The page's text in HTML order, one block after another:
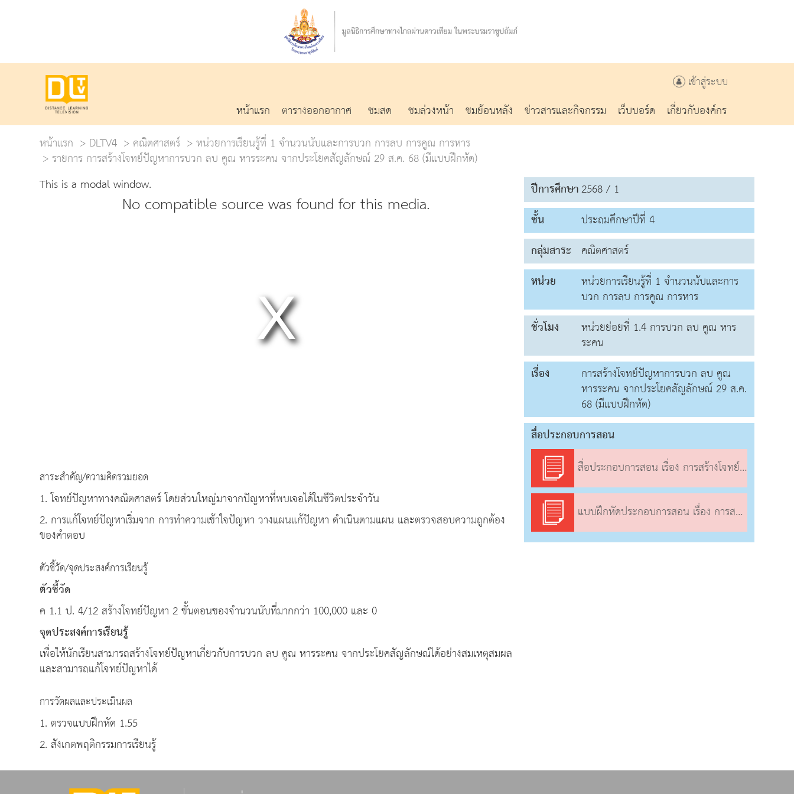
เข้าสู่ระบบ
หน้าแรก ตารางออกอากาศ ชมสด ชมล่วงหน้า ชมย้อนหลัง ข่าวสารและกิจกรรม เว็บบอร์ด
เกี่ยวกับองค์กร
หน้าแรก
DLTV4 คณิตศาสตร์ หน่วยการเรียนรู้ที่ 1 จำนวนนับและการบวก การลบ การคูณ การหาร
รายการ การสร้างโจทย์ปัญหาการบวก ลบ คูณ หารระคน จากประโยคสัญลักษณ์ 29 ส.ค. 68 (มีแบบฝึกหัด)
This is a modal window.
No compatible source was found for this media.
สาระสำคัญ/ความคิดรวมยอด
1. โจทย์ปัญหาทางคณิตศาสตร์ โดยส่วนใหญ่มาจากปัญหาที่พบเจอได้ในชีวิตประจำวัน
2. การแก้โจทย์ปัญหาเริ่มจาก การทำความเข้าใจปัญหา วางแผนแก้ปัญหา ดำเนินตามแผน และตรวจสอบความถูกต้อง
ของคำตอบ
ตัวชี้วัด/จุดประสงค์การเรียนรู้
ตัวชี้วัด
ค 1.1 ป. 4/12 สร้างโจทย์ปัญหา 2 ขั้นตอนของจำนวนนับที่มากกว่า 100,000 และ 0
จุดประสงค์การเรียนรู้
เพื่อให้นักเรียนสามารถสร้างโจทย์ปัญหาเกี่ยวกับการบวก ลบ คูณ หารระคน จากประโยคสัญลักษณ์ได้อย่างสมเหตุสมผล
และสามารถแก้โจทย์ปัญหาได้
การวัดผลและประเมินผล
1. ตรวจแบบฝึกหัด 1.55
2. สังเกตพฤติกรรมการเรียนรู้
ปีการศึกษา2568 / 1
ชั้น
ประถมศึกษาปีที่ 4
กลุ่มสาระ คณิตศาสตร์
หน่วย
หน่วยการเรียนรู้ที่ 1 จำนวนนับและการ
บวก การลบ การคูณ การหาร
ชั่วโมง
หน่วยย่อยที่ 1.4 การบวก ลบ คูณ หาร
ระคน
เรื่อง
การสร้างโจทย์ปัญหาการบวก ลบ คูณ
หารระคน จากประโยคสัญลักษณ์ 29 ส.ค.
68 (มีแบบฝึกหัด)
สื่อประกอบการสอน
สื่อประกอบการสอน เรื่อง การสร้างโจทย์ปัญหาการบวก ลบ คูณ หารระคน จากประโยคสัญลักษณ์
แบบฝึกหัดประกอบการสอน เรื่อง การสร้างโจทย์ปัญหาการบวก ลบ คูณ หารระคน จากประโยคสัญลักษณ์